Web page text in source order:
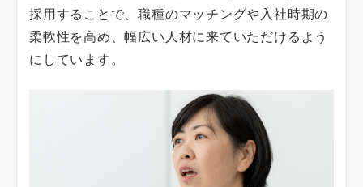
採用することで、職種のマッチングや入社時期の
柔軟性を高め、幅広い人材に来ていただけるよう
にしています。